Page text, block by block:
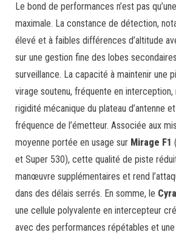
Le bond de performances n’est pas
maximale. La constance de détection,
élevé et à faibles différences d’altitude
sur une gestion fine des lobes
surveillance. La capacité à maintenir une
virage soutenu, fréquente en
rigidité mécanique du plateau d’antenne
fréquence de l’émetteur. Associée aux
moyenne portée en usage sur Mirage F1
et Super 530), cette qualité de piste
manœuvre supplémentaires et rend
dans des délais serrés. En somme, le
une cellule polyvalente en intercepteur
avec des performances répétables et